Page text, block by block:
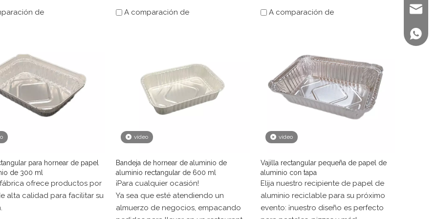
el trabajo.
en el patio trasero, la
de comidas diarias en
el almuerzo para
la oficina.
contenedores para llevar
para satisfacer sus
específicas.
de
para hornear de papel
de 300 ml
ofrece productos por
alta calidad para facilitar su
A comparación de
vídeo
Bandeja de hornear de aluminio de
aluminio rectangular de 600 ml
¡Para cualquier ocasión!
Ya sea que esté atendiendo un
almuerzo de negocios, empacando
A comparación de
vídeo
Vajilla rectangular pequeña de papel de
aluminio con tapa
Elija nuestro recipiente de papel de
aluminio reciclable para su próximo
evento: ¡nuestro diseño es perfecto
+86